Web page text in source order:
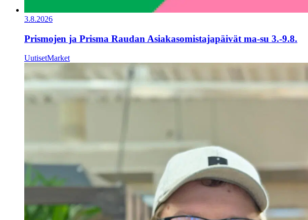
3.8.2026
Prismojen ja Prisma Raudan Asiakasomistajapäivät ma-su 3.-9.8.
UutisetMarket